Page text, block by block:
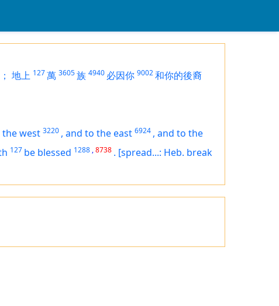
； 地上 127萬 3605族 4940 必因你 9002和你的後裔
west 3220 , and to the east 6924 , and to the
127 be blessed 1288 ,8738 . [spread...: Heb. break